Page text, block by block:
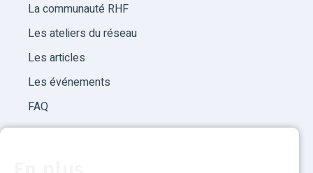
La communauté RHF
Les ateliers du réseau
Les articles
Les événements
FAQ